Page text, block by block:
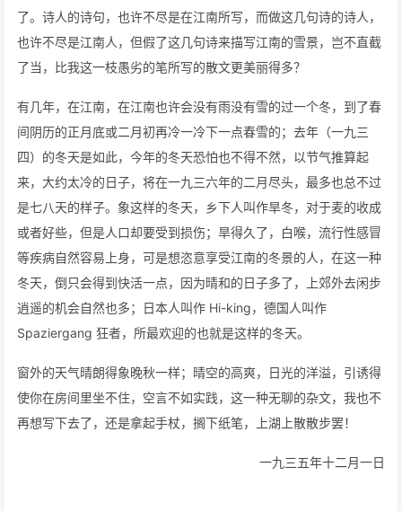
了。诗人的诗句，也许不尽是在江南所写，而做这几句诗的诗人，
也许不尽是江南人，但假了这几句诗来描写江南的雪景，岂不直截
了当，比我这一枝愚劣的笔所写的散文更美丽得多？
有几年，在江南，在江南也许会没有雨没有雪的过一个冬，到了春
间阴历的正月底或二月初再冷一冷下一点春雪的；去年（一九三
四）的冬天是如此，今年的冬天恐怕也不得不然，以节气推算起
来，大约太冷的日子，将在一九三六年的二月尽头，最多也总不过
是七八天的样子。象这样的冬天，乡下人叫作旱冬，对于麦的收成
或者好些，但是人口却要受到损伤；旱得久了，白喉，流行性感冒
等疾病自然容易上身，可是想恣意享受江南的冬景的人，在这一种
冬天，倒只会得到快活一点，因为晴和的日子多了，上郊外去闲步
逍遥的机会自然也多；日本人叫作 Hi-king，德国人叫作
Spaziergang 狂者，所最欢迎的也就是这样的冬天。
窗外的天气晴朗得象晚秋一样；晴空的高爽，日光的洋溢，引诱得
使你在房间里坐不住，空言不如实践，这一种无聊的杂文，我也不
再想写下去了，还是拿起手杖，搁下纸笔，上湖上散散步罢！
一九三五年十二月一日